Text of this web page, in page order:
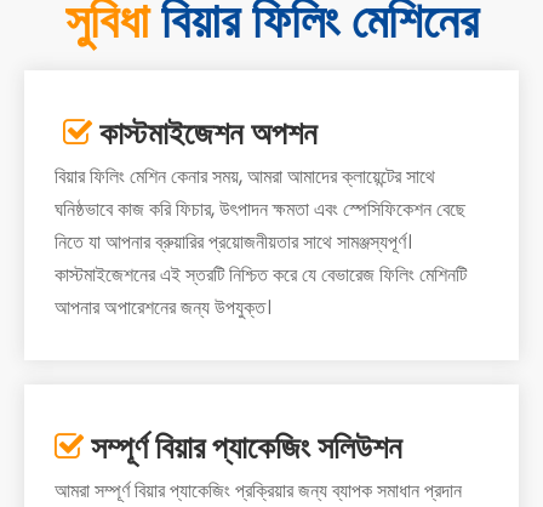
সুবিধাবিয়ার ফিলিং মেশিনের
 কাস্টমাইজেশন অপশন
বিয়ার ফিলিং মেশিন কেনার সময়, আমরা আমাদের ক্লায়েন্টের সাথে
ঘনিষ্ঠভাবে কাজ করি ফিচার, উৎপাদন ক্ষমতা এবং স্পেসিফিকেশন বেছে
নিতে যা আপনার ব্রুয়ারির প্রয়োজনীয়তার সাথে সামঞ্জস্যপূর্ণ।
কাস্টমাইজেশনের এই স্তরটি নিশ্চিত করে যে বেভারেজ ফিলিং মেশিনটি
আপনার অপারেশনের জন্য উপযুক্ত।
 সম্পূর্ণ বিয়ার প্যাকেজিং সলিউশন
আমরা সম্পূর্ণ বিয়ার প্যাকেজিং প্রক্রিয়ার জন্য ব্যাপক সমাধান প্রদান